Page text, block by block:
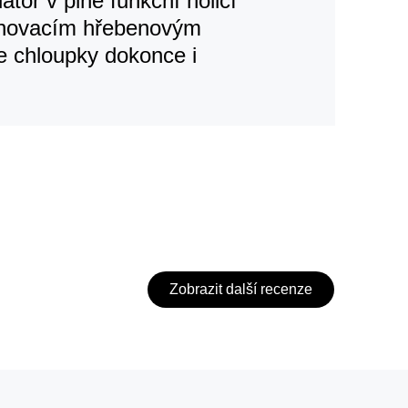
hřebenovým
chloupky dokonce i
Zobrazit další recenze